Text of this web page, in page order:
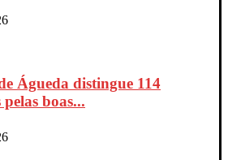
Águeda distingue 114
boas...